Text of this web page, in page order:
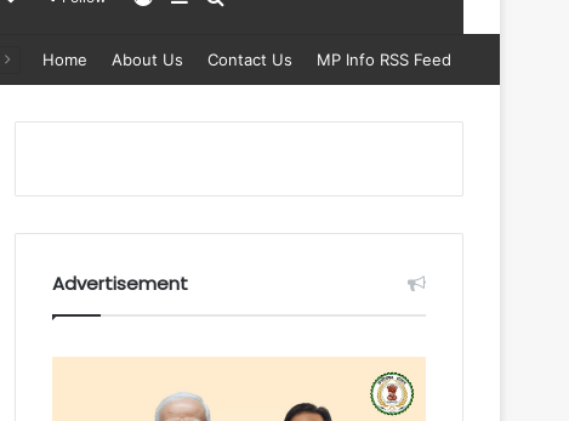
Home About Us Contact Us MP Info RSS Feed
Advertisement